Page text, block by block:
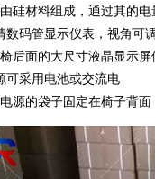
硅材料组成，通过其的
数码管显示仪表，视角可
后面的大尺寸液晶显示
可采用电池或交流电
源的袋子固定在椅子背